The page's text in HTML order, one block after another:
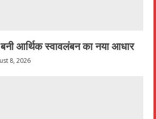
आर्थिक स्वावलंबन का नया आधार
8, 2026